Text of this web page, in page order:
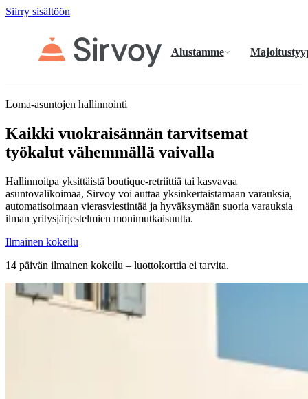
Siirry sisältöön
Alustamme
Loma-asuntojen hallinnointi
Kaikki vuokraisännän tarvitsemat
työkalut vähemmällä vaivalla
Hallinnoitpa yksittäistä boutique-retriittiä tai kasvavaa
asuntovalikoimaa, Sirvoy voi auttaa yksinkertaistamaan varauksia,
automatisoimaan vierasviestintää ja hyväksymään suoria varauksia
ilman yritysjärjestelmien monimutkaisuutta.
Ilmainen kokeilu
14 päivän ilmainen kokeilu – luottokorttia ei tarvita.